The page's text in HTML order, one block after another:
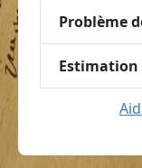
Problème
Estimation